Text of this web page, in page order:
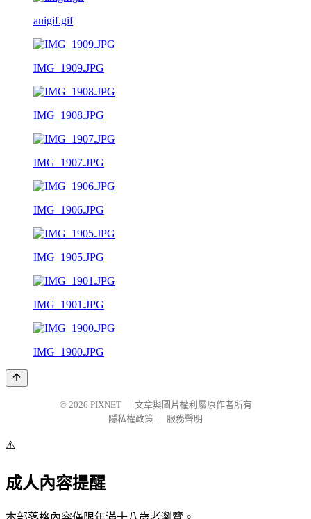
anigif.gif
IMG_1909.JPG
IMG_1908.JPG
IMG_1907.JPG
IMG_1906.JPG
IMG_1905.JPG
IMG_1901.JPG
IMG_1900.JPG
© 2026 PIXNET
文章與圖片權利屬原作者所有
隱私權政策
服務聲明
⚠️
成人內容提醒